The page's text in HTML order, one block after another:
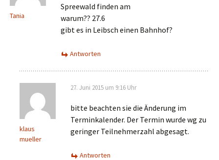
Tania
Spreewald finden am
warum?? 27.6
gibt es in Leibsch einen Bahnhof?
Antworten
klaus
mueller
27. Juni 2015 um 9:16 Uhr
bitte beachten sie die Änderung im
Terminkalender. Der Termin wurde wg zu
geringer Teilnehmerzahl abgesagt.
Antworten